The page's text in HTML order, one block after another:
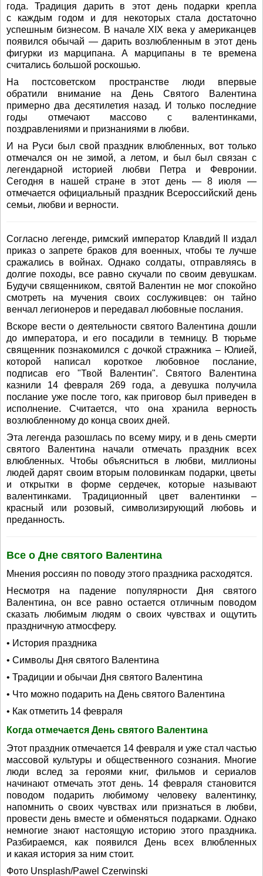
года. Традиция дарить в этот день подарки крепла
с каждым годом и для некоторых стала достаточно
успешным бизнесом. В начале XIX века у американцев
появился обычай — дарить возлюбленным в этот день
фигурки из марципана. А марципаны в те времена
считались большой роскошью.
На постсоветском пространстве люди впервые
обратили внимание на День Святого Валентина
примерно два десятилетия назад. И только последние
годы отмечают массово с валентинками,
поздравлениями и признаниями в любви.
И на Руси был свой праздник влюбленных, вот только
отмечался он не зимой, а летом, и был был связан с
легендарной историей любви Петра и Февронии.
Сегодня в нашей стране в этот день — 8 июля —
отмечается официальный праздник Всероссийский день
семьи, любви и верности.
Согласно легенде, римский император Клавдий II издал
приказ о запрете браков для военных, чтобы те лучше
сражались в войнах. Однако солдаты, отправляясь в
долгие походы, все равно скучали по своим девушкам.
Будучи священником, святой Валентин не мог спокойно
смотреть на мучения своих сослуживцев: он тайно
венчал легионеров и передавал любовные послания.
Вскоре вести о деятельности святого Валентина дошли
до императора, и его посадили в темницу. В тюрьме
священник познакомился с дочкой стражника – Юлией,
которой написал короткое любовное послание,
подписав его "Твой Валентин". Святого Валентина
казнили 14 февраля 269 года, а девушка получила
послание уже после того, как приговор был приведен в
исполнение. Считается, что она хранила верность
возлюбленному до конца своих дней.
Эта легенда разошлась по всему миру, и в день смерти
святого Валентина начали отмечать праздник всех
влюбленных. Чтобы объясниться в любви, миллионы
людей дарят своим вторым половинкам подарки, цветы
и открытки в форме сердечек, которые называют
валентинками. Традиционный цвет валентинки –
красный или розовый, символизирующий любовь и
преданность.
Все о Дне святого Валентина
Мнения россиян по поводу этого праздника расходятся.
Несмотря на падение популярности Дня святого
Валентина, он все равно остается отличным поводом
сказать любимым людям о своих чувствах и ощутить
праздничную атмосферу.
• История праздника
• Символы Дня святого Валентина
• Традиции и обычаи Дня святого Валентина
• Что можно подарить на День святого Валентина
• Как отметить 14 февраля
Когда отмечается День святого Валентина
Этот праздник отмечается 14 февраля и уже стал частью
массовой культуры и общественного сознания. Многие
люди вслед за героями книг, фильмов и сериалов
начинают отмечать этот день. 14 февраля становится
поводом подарить любимому человеку валентинку,
напомнить о своих чувствах или признаться в любви,
провести день вместе и обменяться подарками. Однако
немногие знают настоящую историю этого праздника.
Разбираемся, как появился День всех влюбленных
и какая история за ним стоит.
Фото Unsplash/Pawel Czerwinski